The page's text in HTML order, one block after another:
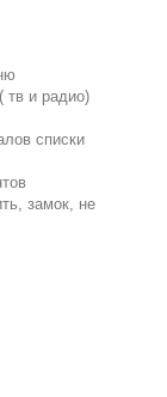
тв и радио)
списки
замок, не